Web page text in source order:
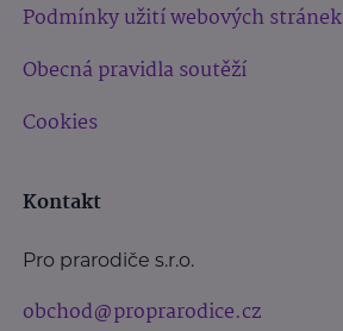
Podmínky užití webových stránek
Obecná pravidla soutěží
Cookies
Kontakt
Pro prarodiče s.r.o.
obchod@proprarodice.cz